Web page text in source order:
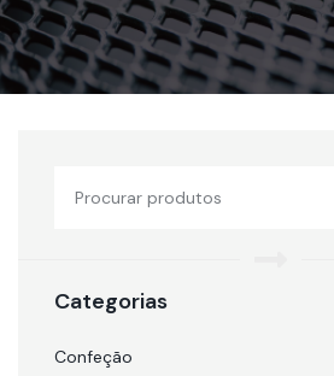
Categorias
Confeção